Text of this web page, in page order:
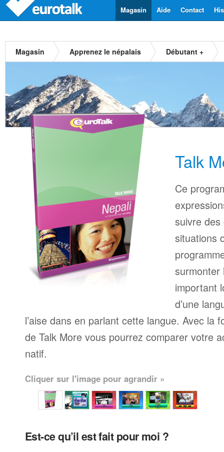
Contact
Aide
Magasin
Magasin Apprenez le népalais Débutant +
Talk
Ce
suivre
situations
surmonter
important
d’une
l’aise dans en parlant cette langue. Avec la
de Talk More vous pourrez comparer votre
natif.
Cliquer sur l'image pour agrandir »
Est-ce qu’il est fait pour moi ?